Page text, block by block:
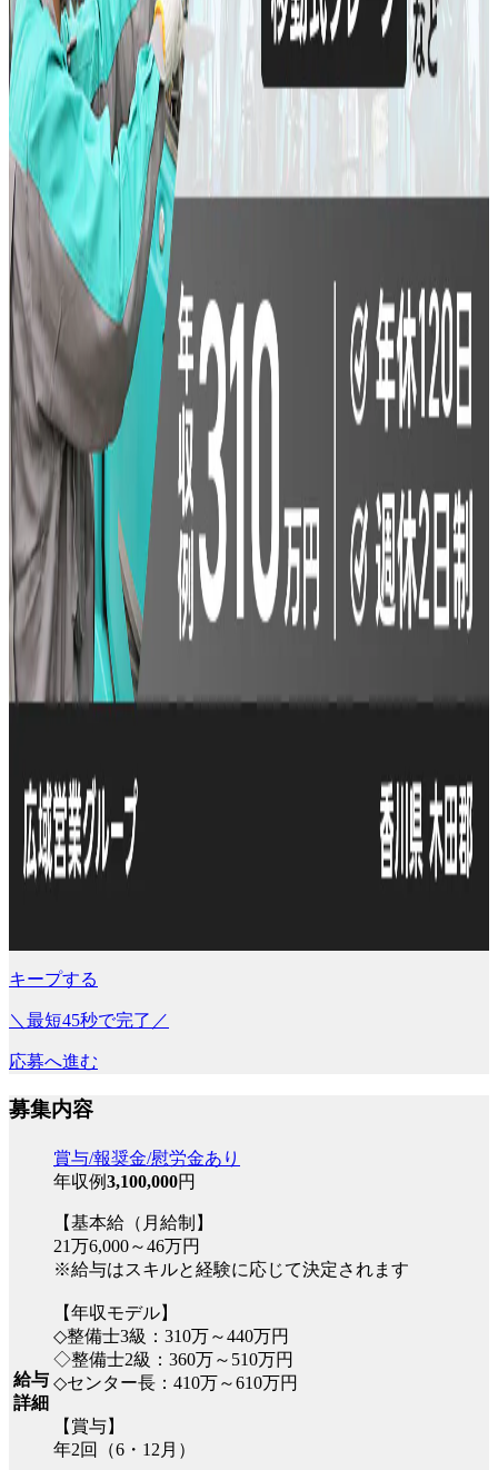
キープする
＼最短45秒で完了／
応募へ進む
募集内容
給与
詳細
賞与/報奨金/慰労金あり
年収例3,100,000円
【基本給（月給制】
21万6,000～46万円
※給与はスキルと経験に応じて決定されます
【年収モデル】
◇整備士3級：310万～440万円
◇整備士2級：360万～510万円
◇センター長：410万～610万円
【賞与】
年2回（6・12月）